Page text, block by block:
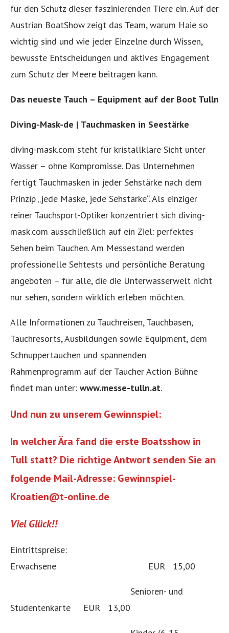
für den Schutz dieser faszinierenden Tiere ein. Auf der
Austrian BoatShow zeigt das Team, warum Haie so
wichtig sind und wie jeder Einzelne durch Wissen,
bewusste Entscheidungen und aktives Engagement
zum Schutz der Meere beitragen kann.
Das neueste Tauch – Equipment auf der Boot Tulln
Diving-Mask-de | Tauchmasken in Seestärke
diving-mask.com steht für kristallklare Sicht unter
Wasser – ohne Kompromisse. Das Unternehmen
fertigt Tauchmasken in jeder Sehstärke nach dem
Prinzip „jede Maske, jede Sehstärke“. Als einziger
reiner Tauchsport-Optiker konzentriert sich diving-
mask.com ausschließlich auf ein Ziel: perfektes
Sehen beim Tauchen. Am Messestand werden
professionelle Sehtests und persönliche Beratung
angeboten – für alle, die die Unterwasserwelt nicht
nur sehen, sondern wirklich erleben möchten.
Alle Informationen zu Tauchreisen, Tauchbasen,
Tauchresorts, Ausbildungen sowie Equipment, dem
Schnuppertauchen und spannenden
Rahmenprogramm auf der Taucher Action Bühne
findet man unter: www.messe-tulln.at.
Und nun zu unserem Gewinnspiel:
In welcher Ära fand die erste Boatsshow in
Tull statt? Die richtige Antwort senden Sie an
folgende Mail-Adresse: Gewinnspiel-
Kroatien@t-online.de
Viel Glück!!
Eintrittspreise:
Erwachsene EUR 15,00
Senioren- und
Studentenkarte EUR 13,00